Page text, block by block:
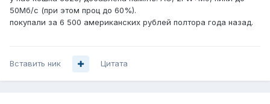
50Мб/с (при этом проц до 60%).
покупали за 6 500 американских рублей полтора года назад.
Вставить ник Цитата